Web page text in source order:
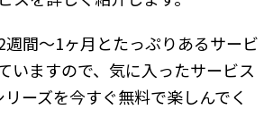
間～1ヶ月とたっぷりあるサービ
いますので、気に入ったサービス
ーズを今すぐ無料で楽しんでく